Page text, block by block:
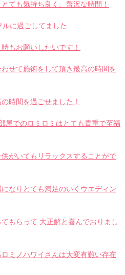
ても気持ち良く、贅沢な時間！
に過ごしてました
もお願いしたいです！
せて施術をして頂き最高の時間を
時間を過ごせました！
屋でのロミロミはとても貴重で至福
がいてもリラックスすることがで
なりとても満足のいくウエディン
もらって 大正解と喜んでおりまし
ミノハワイさんは大変有難い存在